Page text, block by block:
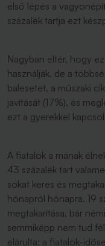
első lépés a
százalék tartja ezt
Nagyban eltér, hogy
használják, de a
balesetet, a műszaki
javítását (17%), és
ezt a gyerekkel
A fiatalok a mának
43 százalék tart
sokat keres és
hónapról hónapra. 19
megtakarítása, bár
semmiképp nem tud
elárulta: a fiatalok-